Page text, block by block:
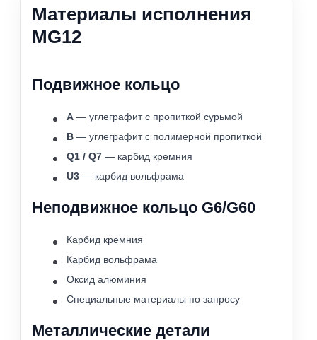
Материалы исполнения
MG12
Подвижное кольцо
A — углеграфит с пропиткой сурьмой
B — углеграфит с полимерной пропиткой
Q1 / Q7 — карбид кремния
U3 — карбид вольфрама
Неподвижное кольцо G6/G60
Карбид кремния
Карбид вольфрама
Оксид алюминия
Специальные материалы по запросу
Металлические детали